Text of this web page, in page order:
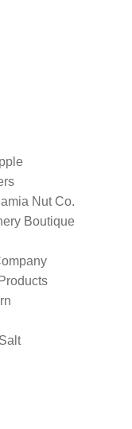
Nut Co.
Boutique